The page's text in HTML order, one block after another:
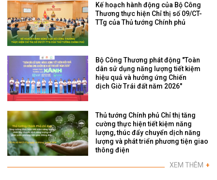
Kế hoạch hành động của Bộ Công
Thương thực hiện Chỉ thị số 09/CT-
TTg của Thủ tướng Chính phủ
Bộ Công Thương phát động "Toàn
dân sử dụng năng lượng tiết kiệm
hiệu quả và hưởng ứng Chiến
dịch Giờ Trái đất năm 2026"
Thủ tướng Chính phủ Chỉ thị tăng
cường thực hiện tiết kiệm năng
lượng, thúc đẩy chuyển dịch năng
lượng và phát triển phương tiện giao
thông điện
XEM THÊM +